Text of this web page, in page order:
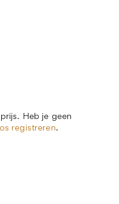
Heb je geen
registreren.